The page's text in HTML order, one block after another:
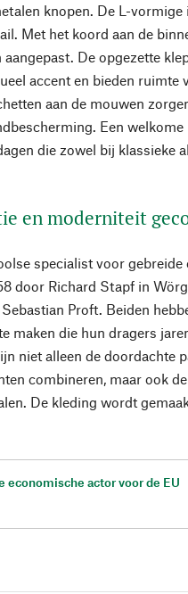
knopen. De L-
Met het koord aan de
De opgezette
accent en bieden ruimte
aan de mouwen
Een
die zowel bij klassieke
en moderniteit
specialist voor gebreide
door Richard Stapf in
Proft. Beiden
maken die hun dragers
niet alleen de doordachte
combineren, maar ook
De kleding wordt
economische actor voor de EU